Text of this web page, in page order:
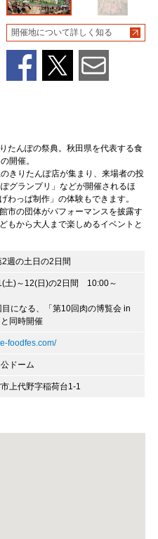
開催地について詳しく知る
たんぽの祭典。秋田県を代表する食
開催。
きりたんぽ店が集まり、来場者の投
グランプリ」などが開催されるほ
わっぱ制作」の体験もできます。
市の団体がパフォーマンスを披露す
もから大人まで楽しめるイベントと
週の土日の2日間
土)～12(日)の2日間 10:00～
になる、「第10回肉の博覧会 in
同時開催
foodfes.com/
ドーム
上代野字稲荷台1-1